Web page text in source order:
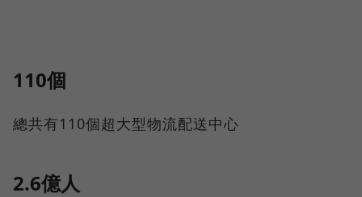
110個
總共有110個超大型物流配送中心
2.6億人